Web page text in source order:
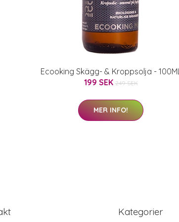
Ecooking Skägg- & Kroppsolja - 100ML
199 SEK 249 SEK
MER INFO!
Kategorier